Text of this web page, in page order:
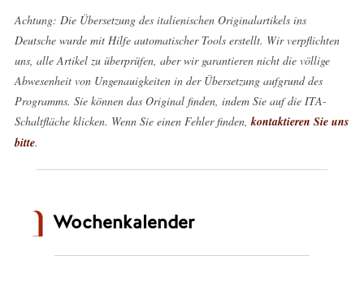
Achtung: Die Übersetzung des italienischen Originalartikels ins
Deutsche wurde mit Hilfe automatischer Tools erstellt. Wir verpflichten
uns, alle Artikel zu überprüfen, aber wir garantieren nicht die völlige
Abwesenheit von Ungenauigkeiten in der Übersetzung aufgrund des
Programms. Sie können das Original finden, indem Sie auf die ITA-
Schaltfläche klicken. Wenn Sie einen Fehler finden, kontaktieren Sie uns
bitte.
Wochenkalender